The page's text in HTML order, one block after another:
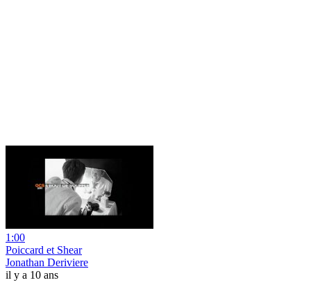
1:00
Poiccard et Shear
Jonathan Deriviere
il y a 10 ans